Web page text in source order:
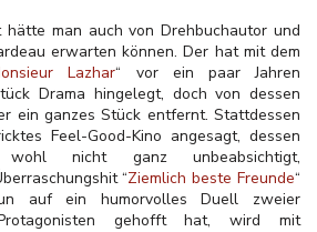
hätte man auch von Drehbuchautor und
erwarten können. Der hat mit dem
Lazhar“ vor ein paar Jahren
Drama hingelegt, doch von dessen
ein ganzes Stück entfernt. Stattdessen
Feel-Good-Kino angesagt, dessen
wohl nicht ganz unbeabsichtigt,
“Ziemlich beste Freunde“
auf ein humorvolles Duell zweier
Protagonisten gehofft hat, wird mit